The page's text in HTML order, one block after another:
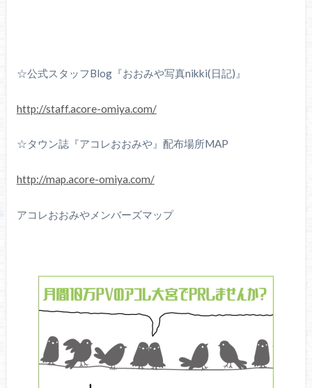
☆公式スタッフBlog『おおみや写真nikki(日記)』
http://staff.acore-omiya.com/
☆タウン誌『アコレおおみや』配布場所MAP
http://map.acore-omiya.com/
アコレおおみやメンバーズマップ